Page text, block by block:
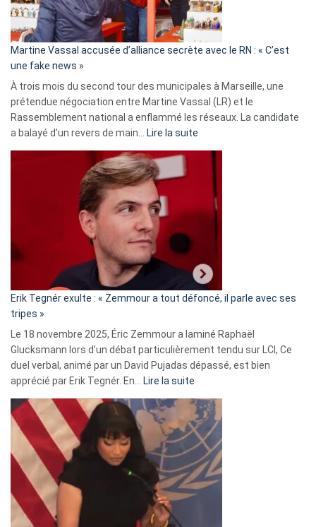
Algérie
Martine Vassal accusée d’alliance secrète avec le RN : « C’est
une fake news »
À trois mois du second tour des municipales à Marseille, une
prétendue négociation entre Martine Vassal (LR) et le
Rassemblement national a enflammé les réseaux. La candidate
a balayé d’un revers de main… Lire la suite
Martine
Vassal
d’alliance
secrète
«
C’est
fake
news
»
Erik Tegnér exulte : « Zemmour a tout défoncé, il parle avec ses
tripes »
Le 18 novembre 2025, Éric Zemmour a laminé Raphaël
Glucksmann lors d’un débat particulièrement tendu sur LCI, Ce
duel verbal, animé par un David Pujadas dépassé, est bien
apprécié par Erik Tegnér. En… Lire la suite
Erik
Tegnér
exulte
:
« Zemmour
a
tout